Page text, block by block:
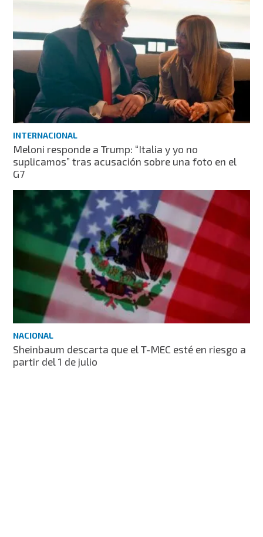
INTERNACIONAL
Meloni responde a Trump: “Italia y yo no
suplicamos” tras acusación sobre una foto en el
G7
NACIONAL
Sheinbaum descarta que el T-MEC esté en riesgo a
partir del 1 de julio